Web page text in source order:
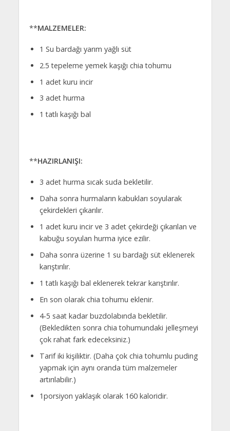
**MALZEMELER:
1 Su bardağı yarım yağlı süt
2.5 tepeleme yemek kaşığı chia tohumu
1 adet kuru incir
3 adet hurma
1 tatlı kaşığı bal
**HAZIRLANIŞI:
3 adet hurma sıcak suda bekletilir.
Daha sonra hurmaların kabukları soyularak
çekirdekleri çıkarılır.
1 adet kuru incir ve 3 adet çekirdeği çıkarılan ve
kabuğu soyulan hurma iyice ezilir.
Daha sonra üzerine 1 su bardağı süt eklenerek
karıştırılır.
1 tatlı kaşığı bal eklenerek tekrar karıştırılır.
En son olarak chia tohumu eklenir.
4-5 saat kadar buzdolabında bekletilir.
(Bekledikten sonra chia tohumundaki jelleşmeyi
çok rahat fark edeceksiniz.)
Tarif iki kişiliktir. (Daha çok chia tohumlu puding
yapmak için aynı oranda tüm malzemeler
artırılabilir.)
1porsiyon yaklaşık olarak 160 kaloridir.